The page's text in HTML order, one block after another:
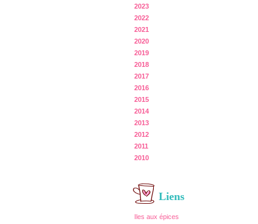
2023
2022
2021
2020
2019
2018
2017
2016
2015
2014
2013
2012
2011
2010
Liens
Iles aux épices